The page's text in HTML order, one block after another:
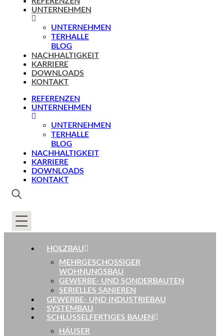
UNTERNEHMEN
UNTERNEHMEN
TERHALLE
BLOG
NACHHALTIGKEIT
KARRIERE
DOWNLOADS
KONTAKT
REFERENZEN
UNTERNEHMEN
UNTERNEHMEN
TERHALLE
BLOG
NACHHALTIGKEIT
KARRIERE
DOWNLOADS
KONTAKT
HOLZBAU
MEHRGESCHOSSIGER
WOHNUNGSBAU
GEWERBE- UND SONDERBAUTEN
SERIELLES SANIEREN
GEWERBE- UND INDUSTRIEBAU
SYSTEMBAU
SCHLÜSSELFERTIGES BAUEN
HÄUSER